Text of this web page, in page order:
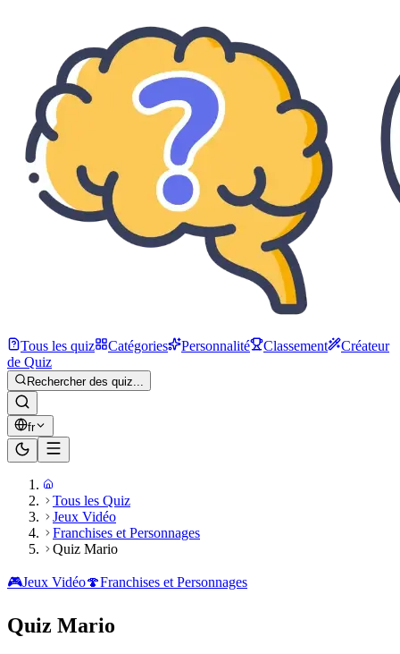
Tous les quiz Catégories Personnalité Classement
Créateur
de Quiz
Rechercher des quiz...
fr
Tous les Quiz
Jeux Vidéo
Franchises et Personnages
Quiz Mario
🎮Jeux Vidéo🍄Franchises et Personnages
Quiz Mario